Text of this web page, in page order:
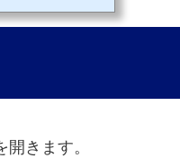
レイ制作に必要な物
きます。